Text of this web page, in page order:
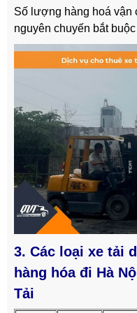
Số lượng hàng hoá vận
nguyên chuyến bắt
3. Các loại xe tải
hàng hóa đi Hà
Tải